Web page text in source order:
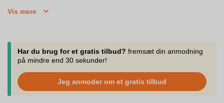
teknologi. De tilgængelige software applikationer og eksklusive
gældende regler og privatlivspolitik. Vælg din land og deltag i
samtalen via email, såfremt du har spørgsmål eller ønsker
yderligere oplysninger om vores produkter. Uanset om det er til
sikkert miljø, der forhindrer uautoriseret adgang til dine data og
oplysninger. Ved at markere dine præferencer, kan du lette og
forbedre din oplevelse med vores platform, som tilbyder de rigtige
Vis mere
Har du brug for et gratis tilbud? fremsæt din anmodning
på mindre end 30 sekunder!
Jeg anmoder om et gratis tilbud